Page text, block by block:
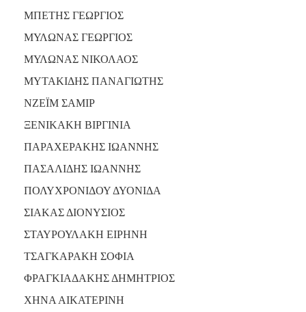
ΜΠΕΤΗΣ ΓΕΩΡΓΙΟΣ
ΜΥΛΩΝΑΣ ΓΕΩΡΓΙΟΣ
ΜΥΛΩΝΑΣ ΝΙΚΟΛΑΟΣ
ΜΥΤΑΚΙΔΗΣ ΠΑΝΑΓΙΩΤΗΣ
ΝΖΕΪΜ ΣΑΜΙΡ
ΞΕΝΙΚΑΚΗ ΒΙΡΓΙΝΙΑ
ΠΑΡΑΧΕΡΑΚΗΣ ΙΩΑΝΝΗΣ
ΠΑΣΑΛΙΔΗΣ ΙΩΑΝΝΗΣ
ΠΟΛΥΧΡΟΝΙΔΟΥ ΔΥΟΝΙΔΑ
ΣΙΑΚΑΣ ΔΙΟΝΥΣΙΟΣ
ΣΤΑΥΡΟΥΛΑΚΗ ΕΙΡΗΝΗ
ΤΣΑΓΚΑΡΑΚΗ ΣΟΦΙΑ
ΦΡΑΓΚΙΑΔΑΚΗΣ ΔΗΜΗΤΡΙΟΣ
ΧΗΝΑ ΑΙΚΑΤΕΡΙΝΗ